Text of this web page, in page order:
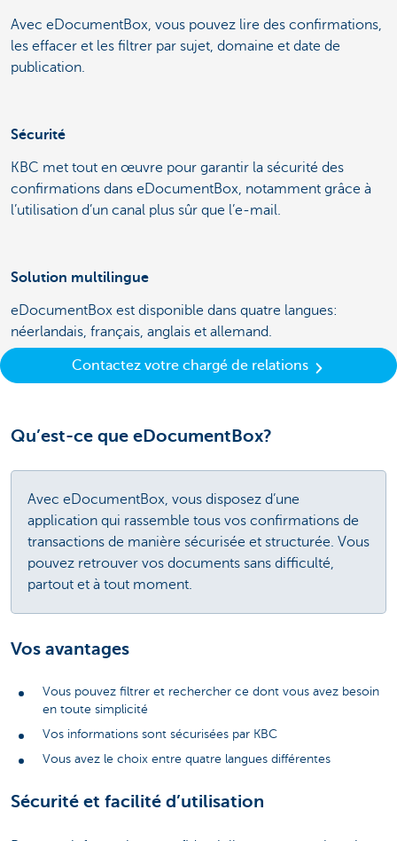
Avec eDocumentBox, vous pouvez lire des confirmations,
les effacer et les filtrer par sujet, domaine et date de
publication.
Sécurité
KBC met tout en œuvre pour garantir la sécurité des
confirmations dans eDocumentBox, notamment grâce à
l’utilisation d’un canal plus sûr que l’e-mail.
Solution multilingue
eDocumentBox est disponible dans quatre langues:
néerlandais, français, anglais et allemand.
Contactez votre chargé de relations
Qu’est-ce que eDocumentBox?
Avec eDocumentBox, vous disposez d’une
application qui rassemble tous vos confirmations de
transactions de manière sécurisée et structurée. Vous
pouvez retrouver vos documents sans difficulté,
partout et à tout moment.
Vos avantages
Vous pouvez filtrer et rechercher ce dont vous avez besoin
en toute simplicité
Vos informations sont sécurisées par KBC
Vous avez le choix entre quatre langues différentes
Sécurité et facilité d’utilisation